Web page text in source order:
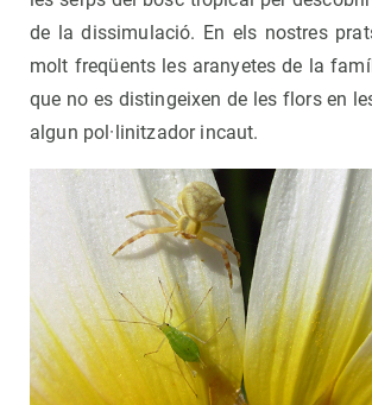
de la dissimulació. En els nostres
molt freqüents les aranyetes de la
que no es distingeixen de les flors en
algun pol·linitzador incaut.